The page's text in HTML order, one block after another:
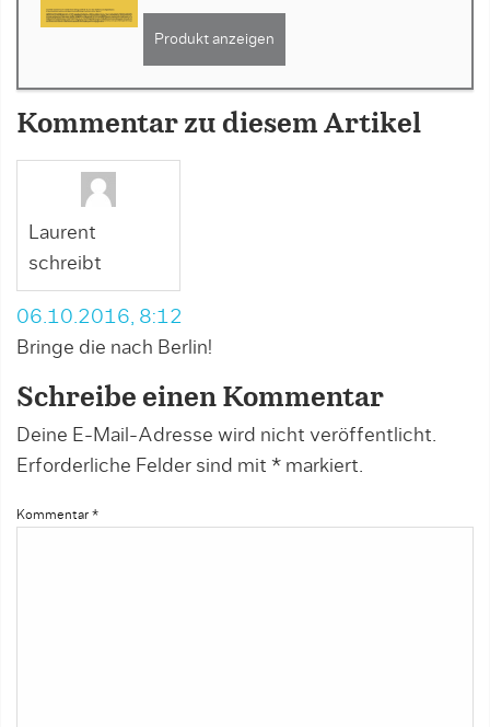
Produkt anzeigen
Kommentar zu diesem Artikel
Laurent
schreibt
06.10.2016, 8:12
Bringe die nach Berlin!
Schreibe einen Kommentar
Deine E-Mail-Adresse wird nicht veröffentlicht.
Erforderliche Felder sind mit * markiert.
Kommentar *